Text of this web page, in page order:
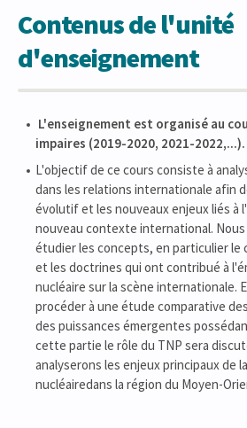
Contenus de l'unité
d'enseignement
L'enseignement est organisé au
impaires (2019-2020, 2021-2022,...).
L'objectif de ce cours consiste à
dans les relations internationale afin
évolutif et les nouveaux enjeux liés à
nouveau contexte international.
étudier les concepts, en particulier le
et les doctrines qui ont contribué à
nucléaire sur la scène internationale.
procéder à une étude comparative
des puissances émergentes
cette partie le rôle du TNP sera
analyserons les enjeux principaux de
nucléairedans la région du Moyen-